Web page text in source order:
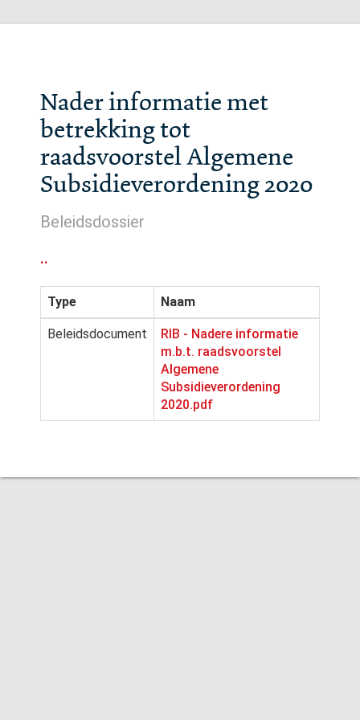
Nader informatie met
betrekking tot
raadsvoorstel Algemene
Subsidieverordening 2020
Beleidsdossier
..
Type Naam
Beleidsdocument
RIB - Nadere informatie
m.b.t. raadsvoorstel
Algemene
Subsidieverordening
2020.pdf